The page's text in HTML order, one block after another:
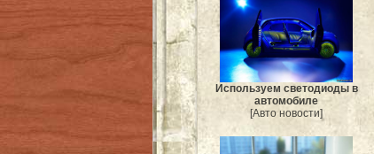
Используем светодиоды в
автомобиле
[Авто новости]